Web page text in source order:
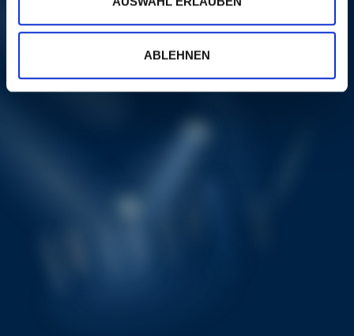
ABLEHNEN